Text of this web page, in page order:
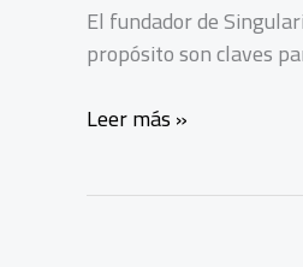
El fundador de
propósito son claves
Peter
Leer más »